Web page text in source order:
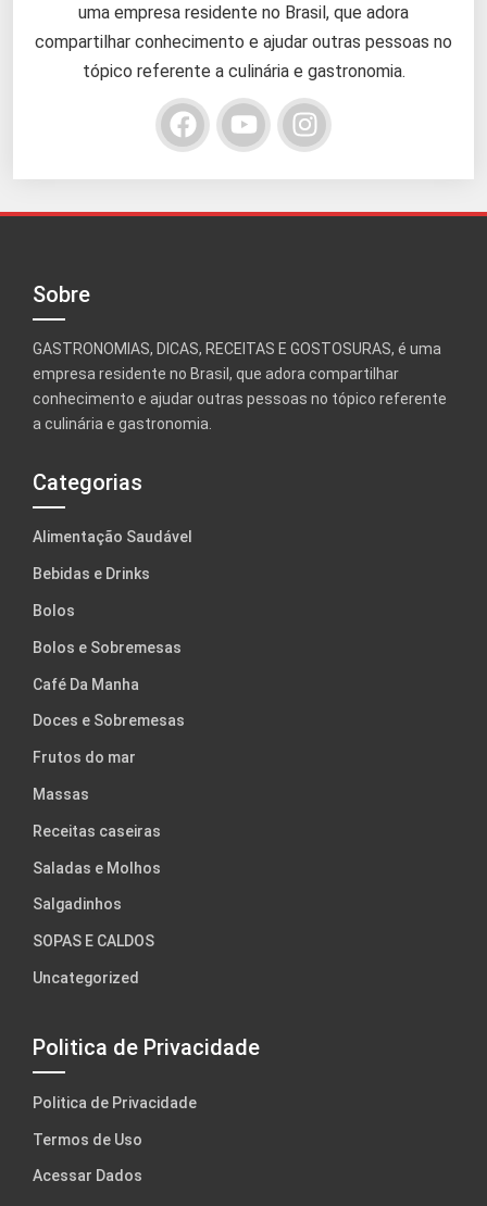
uma empresa residente no Brasil, que adora
compartilhar conhecimento e ajudar outras pessoas no
tópico referente a culinária e gastronomia.
Sobre
GASTRONOMIAS, DICAS, RECEITAS E GOSTOSURAS, é uma
empresa residente no Brasil, que adora compartilhar
conhecimento e ajudar outras pessoas no tópico referente
a culinária e gastronomia.
Categorias
Alimentação Saudável
Bebidas e Drinks
Bolos
Bolos e Sobremesas
Café Da Manha
Doces e Sobremesas
Frutos do mar
Massas
Receitas caseiras
Saladas e Molhos
Salgadinhos
SOPAS E CALDOS
Uncategorized
Politica de Privacidade
Politica de Privacidade
Termos de Uso
Acessar Dados